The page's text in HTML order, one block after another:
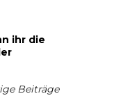
ihr die
Beiträge